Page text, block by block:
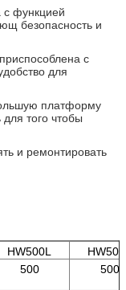
с функцией
безопасность и
с
для
платформу
того чтобы
и ремонтировать
HW500L
500 500